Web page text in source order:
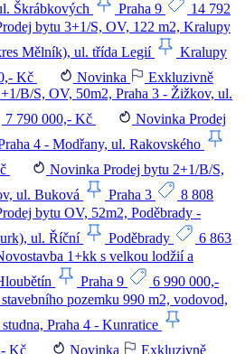
Škrábkových
Praha 9
14 792
bytu 3+1/S, OV, 122 m2, Kralupy
Mělník), ul. třída Legií
Kralupy
Kč Novinka
Exkluzivně
B/S, OV, 50m2, Praha 3 - Žižkov, ul.
7 790 000,- Kč Novinka Prodej
4 - Modřany, ul. Rakovského
Novinka Prodej bytu 2+1/B/S,
ul. Buková
Praha 3
8 808
bytu OV, 52m2, Poděbrady -
ul. Říční
Poděbrady
6 863
1+kk s velkou lodžií a
Praha 9
6 990 000,-
pozemku 990 m2, vodovod,
Praha 4 - Kunratice
Kč Novinka Exkluzivně